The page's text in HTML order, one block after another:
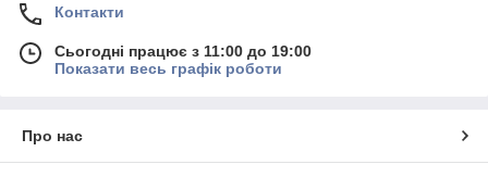
Контакти
Сьогодні працює з 11:00 до 19:00
Показати весь графік роботи
Про нас